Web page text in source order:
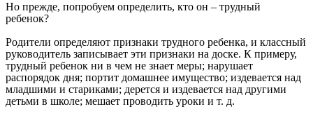
Но прежде, попробуем определить, кто он – трудный
ребенок?
Родители определяют признаки трудного ребенка, и классный
руководитель записывает эти признаки на доске. К примеру,
трудный ребенок ни в чем не знает меры; нарушает
распорядок дня; портит домашнее имущество; издевается над
младшими и стариками; дерется и издевается над другими
детьми в школе; мешает проводить уроки и т. д.